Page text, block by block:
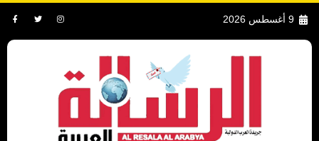
9 أغسطس 2026